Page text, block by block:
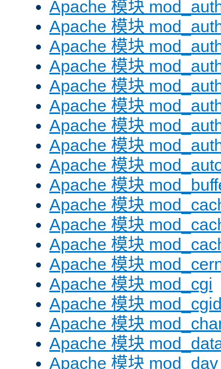
Apache 模块
Apache 模块
Apache 模块
Apache 模块
Apache 模块
Apache 模块
Apache 模块
Apache 模块
Apache 模块
Apache 模块
Apache 模块
Apache 模块
Apache 模块
Apache 模块
Apache 模块 mod_cgi
Apache 模块
Apache 模块
Apache 模块
Apache 模块 mod_dav